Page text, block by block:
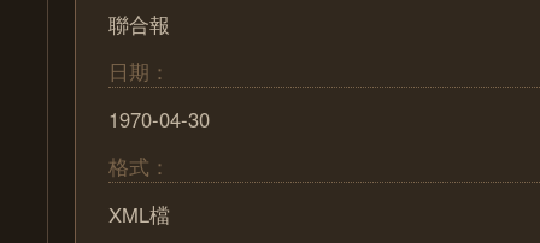
聯合報
日期：
1970-04-30
格式：
XML檔